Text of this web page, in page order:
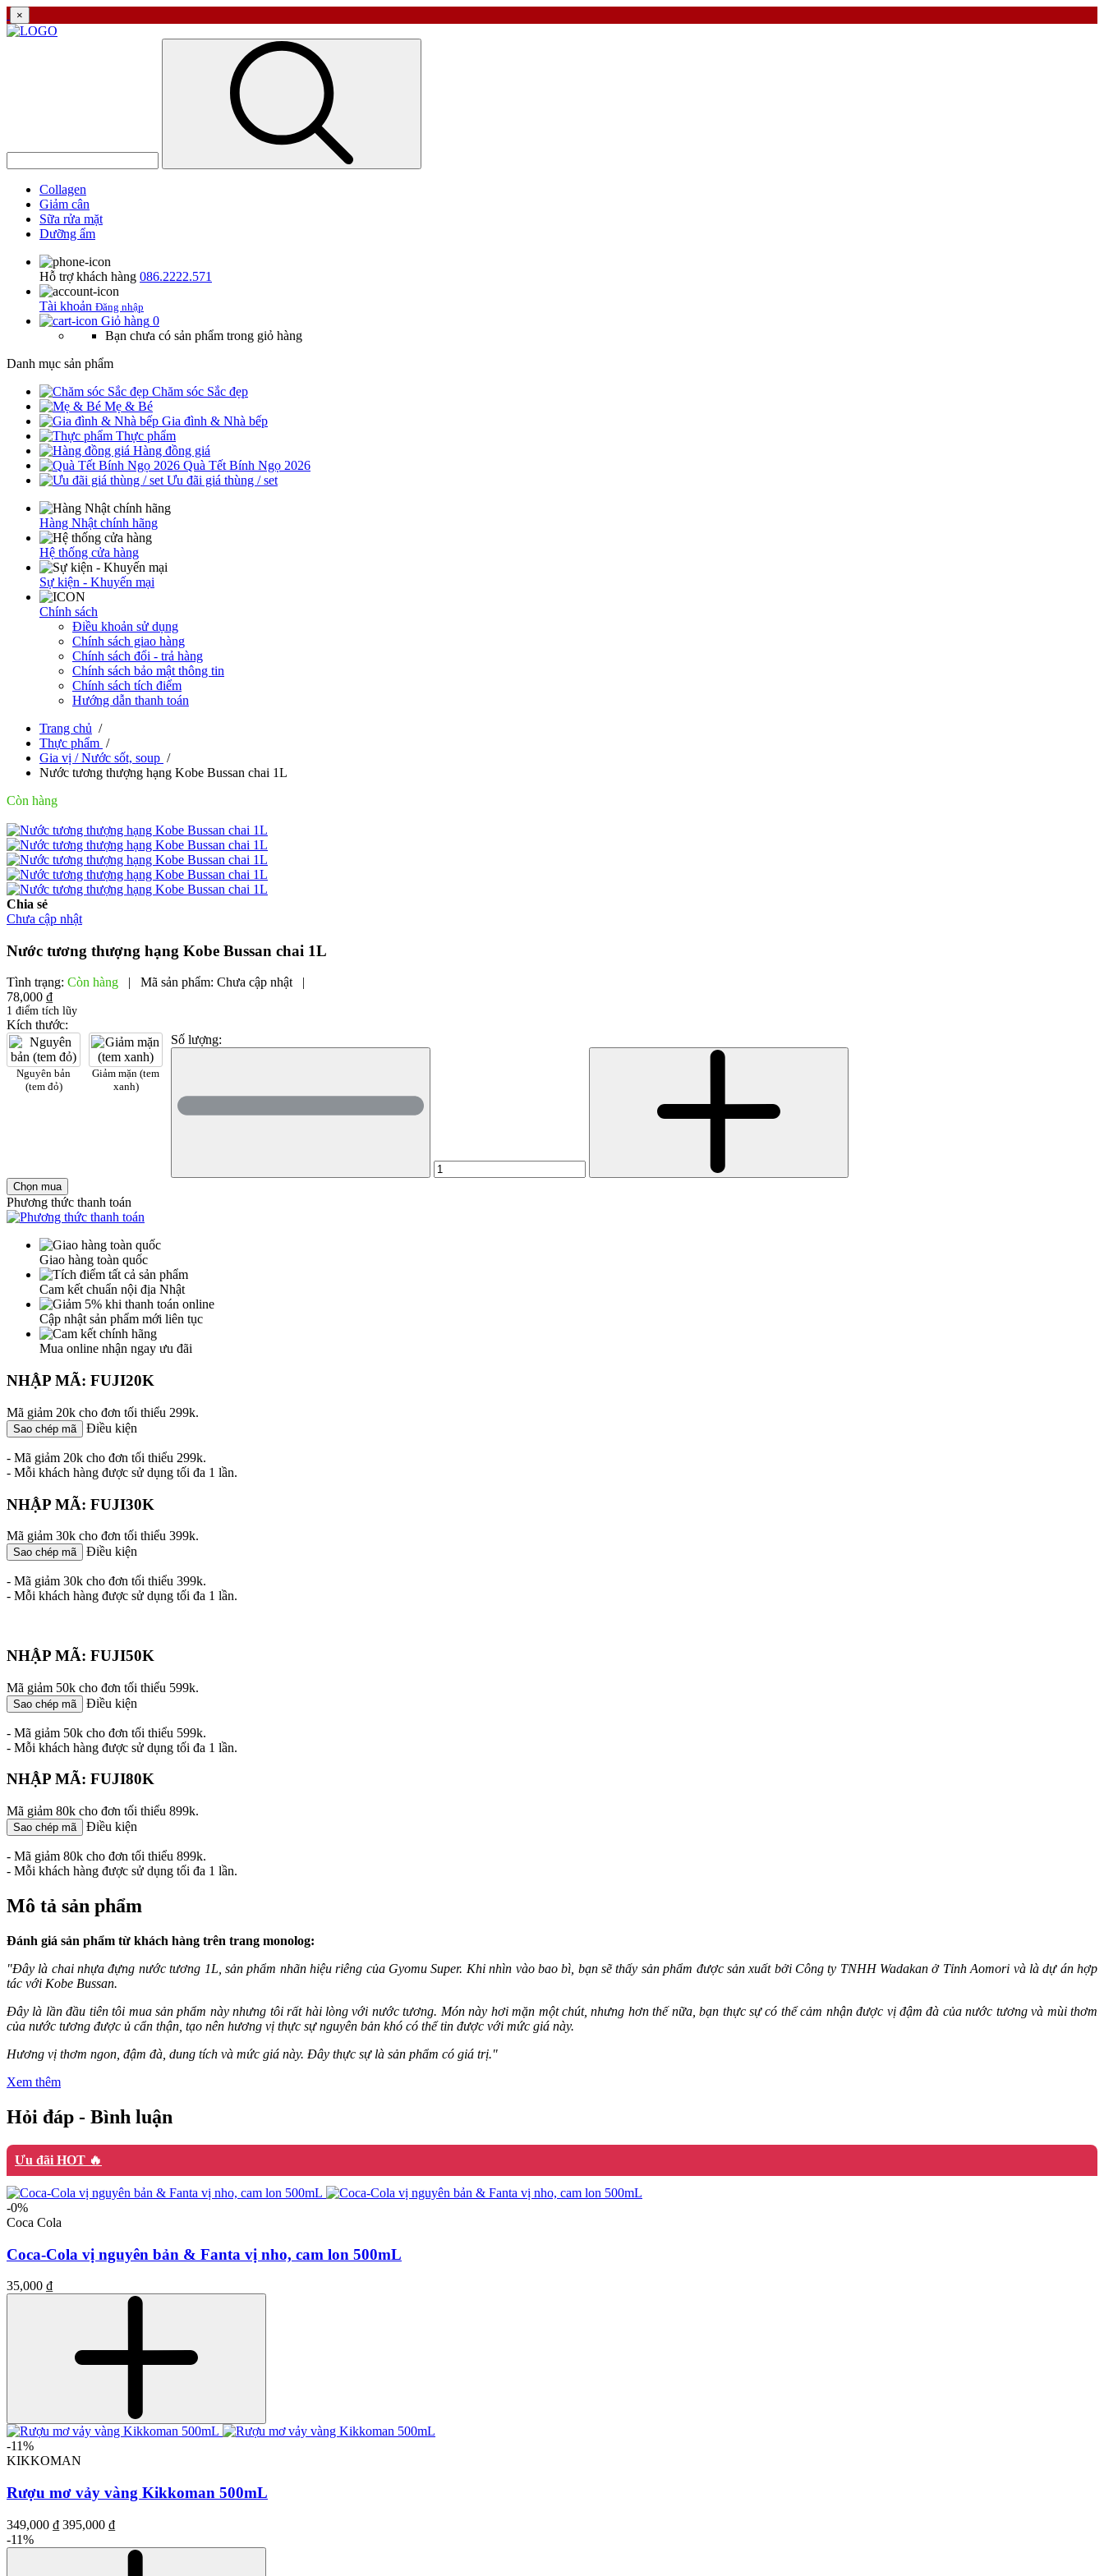
×
Collagen
Giảm cân
Sữa rửa mặt
Dưỡng ẩm
Hỗ trợ khách hàng 086.2222.571
Tài khoản Đăng nhập
Giỏ hàng 0
Bạn chưa có sản phẩm trong giỏ hàng
Danh mục sản phẩm
Chăm sóc Sắc đẹp
Mẹ & Bé
Gia đình & Nhà bếp
Thực phẩm
Hàng đồng giá
Quà Tết Bính Ngọ 2026
Ưu đãi giá thùng / set
Hàng Nhật chính hãng
Hệ thống cửa hàng
Sự kiện - Khuyến mại
Chính sách
Điều khoản sử dụng
Chính sách giao hàng
Chính sách đổi - trả hàng
Chính sách bảo mật thông tin
Chính sách tích điểm
Hướng dẫn thanh toán
Trang chủ /
Thực phẩm /
Gia vị / Nước sốt, soup /
Nước tương thượng hạng Kobe Bussan chai 1L
Còn hàng
Chia sẻ
Chưa cập nhật
Nước tương thượng hạng Kobe Bussan chai 1L
Tình trạng: Còn hàng | Mã sản phẩm: Chưa cập nhật
|
78,000 ₫
1 điểm tích lũy
Kích thước:
Nguyên bản
(tem đỏ)
Giảm mặn (tem
xanh)
Số lượng:
Chọn mua
Phương thức thanh toán
Giao hàng toàn quốc
Cam kết chuẩn nội địa Nhật
Cập nhật sản phẩm mới liên tục
Mua online nhận ngay ưu đãi
NHẬP MÃ: FUJI20K
Mã giảm 20k cho đơn tối thiểu 299k.
Sao chép mã Điều kiện
- Mã giảm 20k cho đơn tối thiểu 299k.
- Mỗi khách hàng được sử dụng tối đa 1 lần.
NHẬP MÃ: FUJI30K
Mã giảm 30k cho đơn tối thiểu 399k.
Sao chép mã Điều kiện
- Mã giảm 30k cho đơn tối thiểu 399k.
- Mỗi khách hàng được sử dụng tối đa 1 lần.
NHẬP MÃ: FUJI50K
Mã giảm 50k cho đơn tối thiểu 599k.
Sao chép mã Điều kiện
- Mã giảm 50k cho đơn tối thiểu 599k.
- Mỗi khách hàng được sử dụng tối đa 1 lần.
NHẬP MÃ: FUJI80K
Mã giảm 80k cho đơn tối thiểu 899k.
Sao chép mã Điều kiện
- Mã giảm 80k cho đơn tối thiểu 899k.
- Mỗi khách hàng được sử dụng tối đa 1 lần.
Mô tả sản phẩm
Đánh giá sản phẩm từ khách hàng trên trang monolog:
"Đây là chai nhựa đựng nước tương 1L, sản phẩm nhãn hiệu riêng của Gyomu Super. Khi nhìn vào bao bì, bạn sẽ thấy sản phẩm được sản xuất bởi Công ty TNHH Wadakan ở Tỉnh Aomori và là dự án hợp
tác với Kobe Bussan.
Đây là lần đầu tiên tôi mua sản phẩm này nhưng tôi rất hài lòng với nước tương. Món này hơi mặn một chút, nhưng hơn thế nữa, bạn thực sự có thể cảm nhận được vị đậm đà của nước tương và mùi thơm
của nước tương được ủ cẩn thận, tạo nên hương vị thực sự nguyên bản khó có thể tin được với mức giá này.
Hương vị thơm ngon, đậm đà, dung tích và mức giá này. Đây thực sự là sản phẩm có giá trị."
Xem thêm
Hỏi đáp - Bình luận
Ưu đãi HOT 🔥
-0%
Coca Cola
Coca-Cola vị nguyên bản & Fanta vị nho, cam lon 500mL
35,000 ₫
-11%
KIKKOMAN
Rượu mơ vảy vàng Kikkoman 500mL
349,000 ₫ 395,000 ₫
-11%